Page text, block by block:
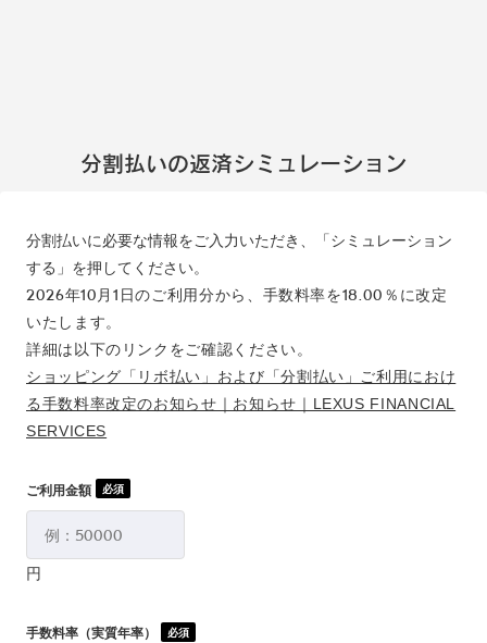
分割払いの返済シミュレーション
分割払いに必要な情報をご入力いただき、「シミュレーション
する」を押してください。
2026年10月1日のご利用分から、手数料率を18.00％に改定
いたします。
詳細は以下のリンクをご確認ください。
ショッピング「リボ払い」および「分割払い」ご利用におけ
る手数料率改定のお知らせ｜お知らせ｜LEXUS FINANCIAL
SERVICES
ご利用金額 必須
円
手数料率（実質年率） 必須